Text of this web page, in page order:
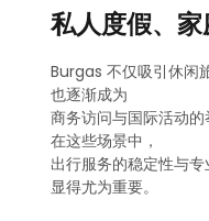
私人度假、
Burgas 不仅吸引休闲
也逐渐成为
商务访问与国际活动的
在这些场景中，
出行服务的稳定性与专
显得尤为重要。